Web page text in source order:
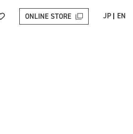
ONLINE STORE JP EN